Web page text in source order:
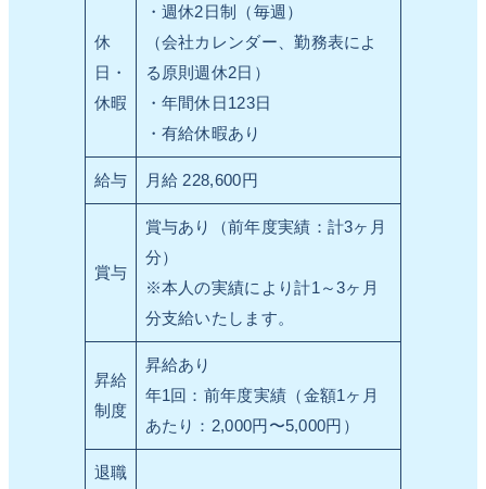
休
日・
休暇
・週休2日制（毎週）
（会社カレンダー、勤務表によ
る原則週休2日）
・年間休日123日
・有給休暇あり
給与 月給 228,600円
賞与
賞与あり（前年度実績：計3ヶ月
分）
※本人の実績により計1～3ヶ月
分支給いたします。
昇給
制度
昇給あり
年1回：前年度実績（金額1ヶ月
あたり：2,000円〜5,000円）
退職